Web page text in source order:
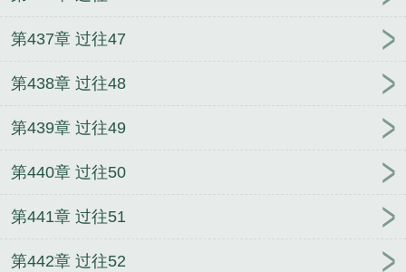
第437章 过往47
第438章 过往48
第439章 过往49
第440章 过往50
第441章 过往51
第442章 过往52